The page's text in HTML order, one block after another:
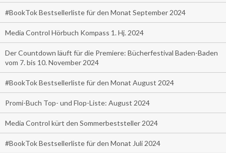
#BookTok Bestsellerliste für den Monat September 2024
Media Control Hörbuch Kompass 1. Hj. 2024
Der Countdown läuft für die Premiere: Bücherfestival Baden-Baden
vom 7. bis 10. November 2024
#BookTok Bestsellerliste für den Monat August 2024
Promi-Buch Top- und Flop-Liste: August 2024
Media Control kürt den Sommerbeststeller 2024
#BookTok Bestsellerliste für den Monat Juli 2024